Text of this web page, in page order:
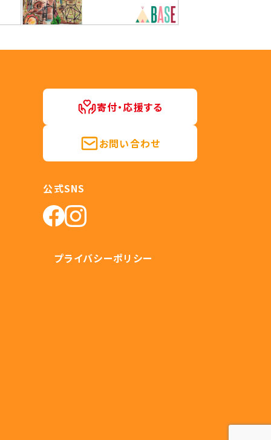
寄付・応援する
お問い合わせ
公式SNS
プライバシーポリシー